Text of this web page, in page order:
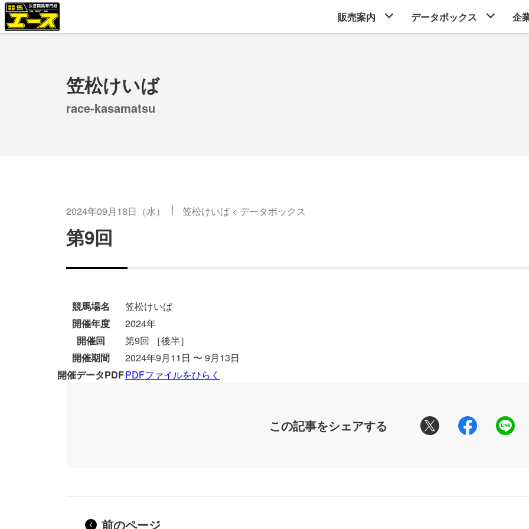
販売案内 データボックス 企
笠松けいば
race-kasamatsu
2024年09月18日（水） 笠松けいば < データボックス
第9回
競馬場名
笠松けいば
開催年度
2024年
開催回
第9回 ［後半］
開催期間
2024年9月11日 〜 9月13日
開催データPDFPDFファイルをひらく
この記事をシェアする
前のページ